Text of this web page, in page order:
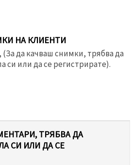
НА КЛИЕНТИ
да качваш снимки, трябва да
си или да се регистрирате).
ТРЯБВА ДА
СИ ИЛИ ДА СЕ